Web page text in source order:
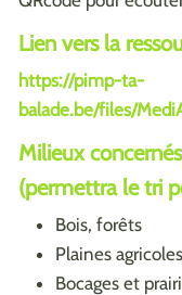
Lien vers la
https://pimp-ta-
balade.be/files/
Milieux
(permettra le tri
Bois, forêts
Plaines agricoles
Bocages et